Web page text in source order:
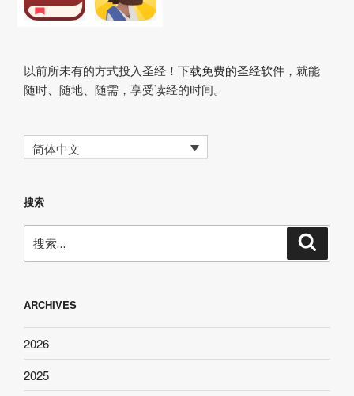
以前所未有的方式投入圣经！ 下载免费的圣经软件 ，就能
随时、随地、随需，享受读经的时间。
简体中文
搜索
索：
ARCHIVES
2026
2025